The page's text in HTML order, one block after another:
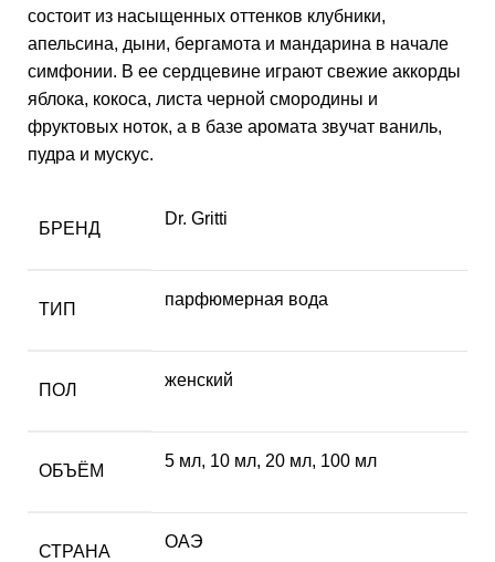
состоит из насыщенных оттенков клубники,
апельсина, дыни, бергамота и мандарина в начале
симфонии. В ее сердцевине играют свежие аккорды
яблока, кокоса, листа черной смородины и
фруктовых ноток, а в базе аромата звучат ваниль,
пудра и мускус.
БРЕНД
Dr. Gritti
ТИП
парфюмерная вода
ПОЛ
женский
ОБЪЁМ
5 мл, 10 мл, 20 мл, 100 мл
СТРАНА
ОАЭ